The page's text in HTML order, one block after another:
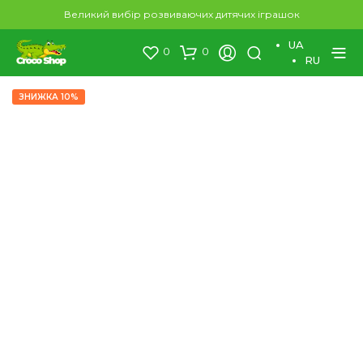
Великий вибір розвиваючих дитячих іграшок
0 0
UA
RU
ЗНИЖКА 10%